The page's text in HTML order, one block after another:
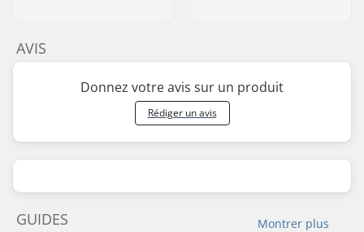
AVIS
Donnez votre avis sur un produit
Rédiger un avis
Montrer plus
GUIDES